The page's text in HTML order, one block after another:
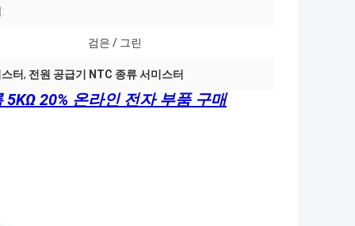
검은 / 그린
터, 전원 공급기 NTC 종류 서미스터
20% 온라인 전자 부품 구매